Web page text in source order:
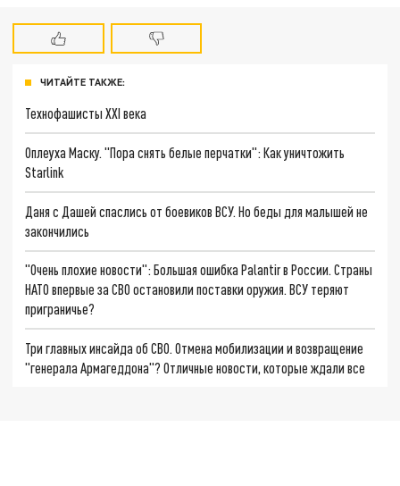
ЧИТАЙТЕ ТАКЖЕ:
Технофашисты XXI века
Оплеуха Маску. "Пора снять белые перчатки": Как уничтожить
Starlink
Даня с Дашей спаслись от боевиков ВСУ. Но беды для малышей не
закончились
"Очень плохие новости": Большая ошибка Palantir в России. Страны
НАТО впервые за СВО остановили поставки оружия. ВСУ теряют
приграничье?
Три главных инсайда об СВО. Отмена мобилизации и возвращение
"генерала Армагеддона"? Отличные новости, которые ждали все